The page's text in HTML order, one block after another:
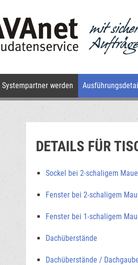
Systempartner werden
DETAILS FÜR
Sockel bei 2-schaligem
Fenster bei 2-schaligem
Fenster bei 1-schaligem
Dachüberstände
Dachüberstände /